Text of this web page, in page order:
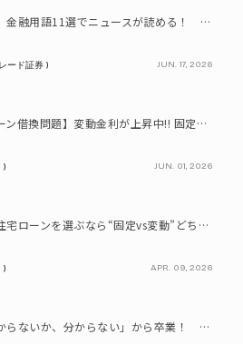
【超入門】金融用語11選でニュースが読める！ 知識ゼロからの賢い資産の育て方
ード証券 ) JUN. 17, 2026
【住宅ローン借換問題】変動金利が上昇中!! 固定に借り換えるなら今が正解って本当? シミュレーションで比較してみよう
) JUN. 01, 2026
これから住宅ローンを選ぶなら“固定vs変動”どちらが正解? 9割が利用したいと答えた「いま決めなくてもいい」ローンとは!?
) APR. 09, 2026
「何が分からないか、分からない」から卒業！ SBIネオトレード証券で学ぶ、はじめての資産形成